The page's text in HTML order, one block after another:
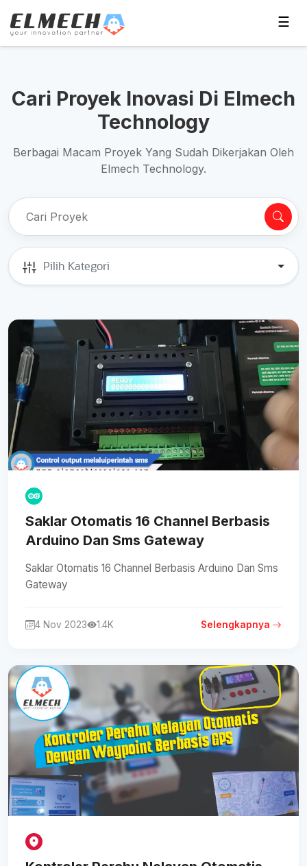
☰
Cari Proyek Inovasi Di Elmech
Technology
Berbagai Macam Proyek Yang Sudah Dikerjakan Oleh
Elmech Technology.
Pilih Kategori
Saklar Otomatis 16 Channel Berbasis
Arduino Dan Sms Gateway
Saklar Otomatis 16 Channel Berbasis Arduino Dan Sms
Gateway
4 Nov 2023 1.4K Selengkapnya